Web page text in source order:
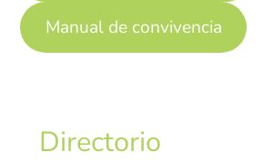
Manual de convivencia
Directorio